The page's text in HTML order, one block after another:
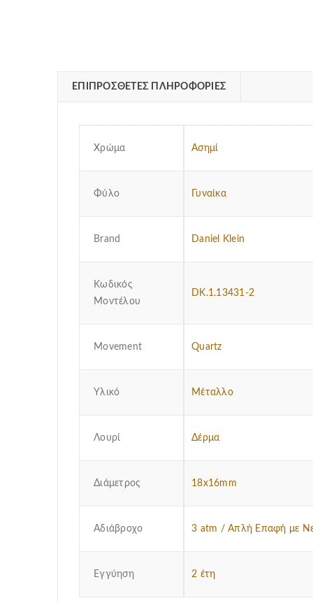
ΕΠΙΠΡΌΣΘΕΤΕΣ ΠΛΗΡΟΦΟΡΊΕΣ
Χρώμα Ασημί
Φύλο Γυναίκα
Brand Daniel Klein
Κωδικός
Μοντέλου
DK.1.13431-2
Μovement Quartz
Υλικό Μέταλλο
Λουρί Δέρμα
Διάμετρος 18x16mm
Αδιάβροχο 3 atm / Απλή Επαφή με
Εγγύηση 2 έτη